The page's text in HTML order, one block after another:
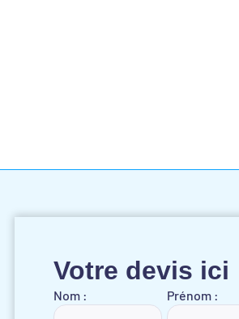
Votre devis ici
Nom : Prénom :